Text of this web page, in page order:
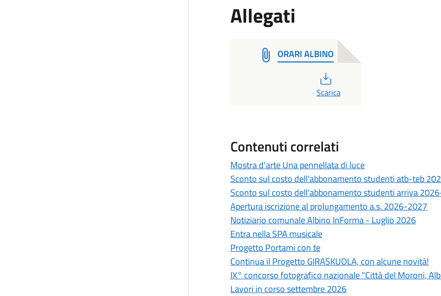
Allegati
ORARI ALBINO
PDF
Scarica
Contenuti correlati
Mostra d'arte Una pennellata di luce
Sconto sul costo dell'abbonamento studenti atb-teb
Sconto sul costo dell'abbonamento studenti arriva
Apertura iscrizione al prolungamento a.s. 2026-2027
Notiziario comunale Albino InForma - Luglio 2026
Entra nella SPA musicale
Progetto Portami con te
Continua il Progetto GIRASKUOLA, con alcune novità!
IX° concorso fotografico nazionale "Città del Moroni,
Lavori in corso settembre 2026